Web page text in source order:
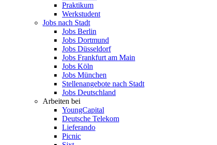
Praktikum
Werkstudent
Jobs nach Stadt
Jobs Berlin
Jobs Dortmund
Jobs Düsseldorf
Jobs Frankfurt am Main
Jobs Köln
Jobs München
Stellenangebote nach Stadt
Jobs Deutschland
Arbeiten bei
YoungCapital
Deutsche Telekom
Lieferando
Picnic